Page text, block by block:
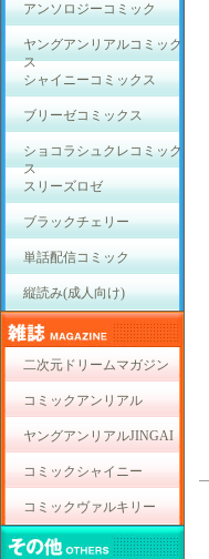
アンソロジーコミック
ヤングアンリアルコミック
ス
シャイニーコミックス
ブリーゼコミックス
ショコラシュクレコミック
ス
スリーズロゼ
ブラックチェリー
単話配信コミック
縦読み(成人向け)
二次元ドリームマガジン
コミックアンリアル
ヤングアンリアルJINGAI
コミックシャイニー
コミックヴァルキリー